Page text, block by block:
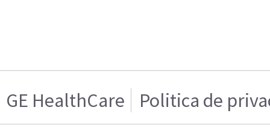
GE HealthCare Politica de